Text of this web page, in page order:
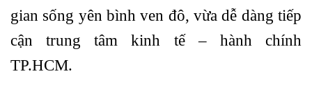
gian sống yên bình ven đô, vừa dễ dàng tiếp
cận trung tâm kinh tế – hành chính
TP.HCM.